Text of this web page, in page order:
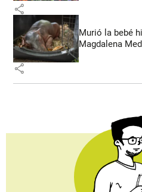
share
Murió la bebé
Magdalena
share